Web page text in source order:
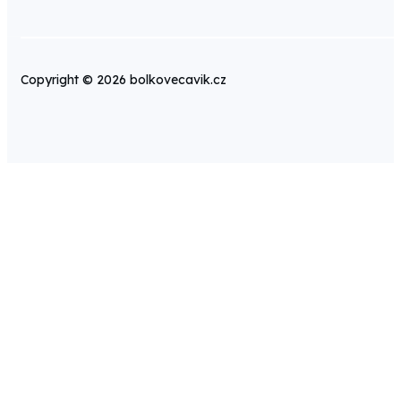
Copyright © 2026 bolkovecavik.cz